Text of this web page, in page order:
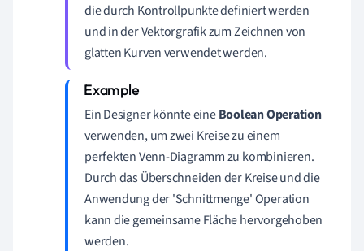
die durch Kontrollpunkte definiert werden
und in der Vektorgrafik zum Zeichnen von
glatten Kurven verwendet werden.
Ein Designer könnte eineBoolean Operation
verwenden, um zwei Kreise zu einem
perfekten Venn-Diagramm zu kombinieren.
Durch das Überschneiden der Kreise und die
Anwendung der 'Schnittmenge' Operation
kann die gemeinsame Fläche hervorgehoben
werden.